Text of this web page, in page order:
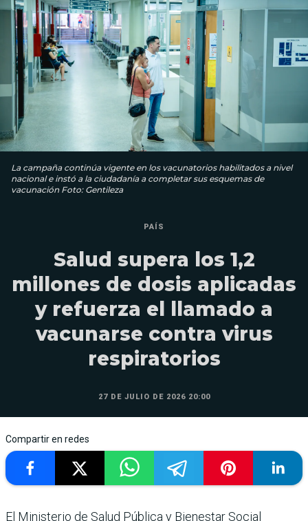
La campaña continúa vigente en los vacunatorios habilitados a nivel
nacional e instó a la ciudadanía a completar sus esquemas de
vacunación Foto: Gentileza
PAÍS
Salud supera los 1,2
millones de dosis aplicadas
y refuerza el llamado a
vacunarse contra virus
respiratorios
27 DE JULIO DE 2026 20:00
Compartir en redes
El Ministerio de Salud Pública y Bienestar Social